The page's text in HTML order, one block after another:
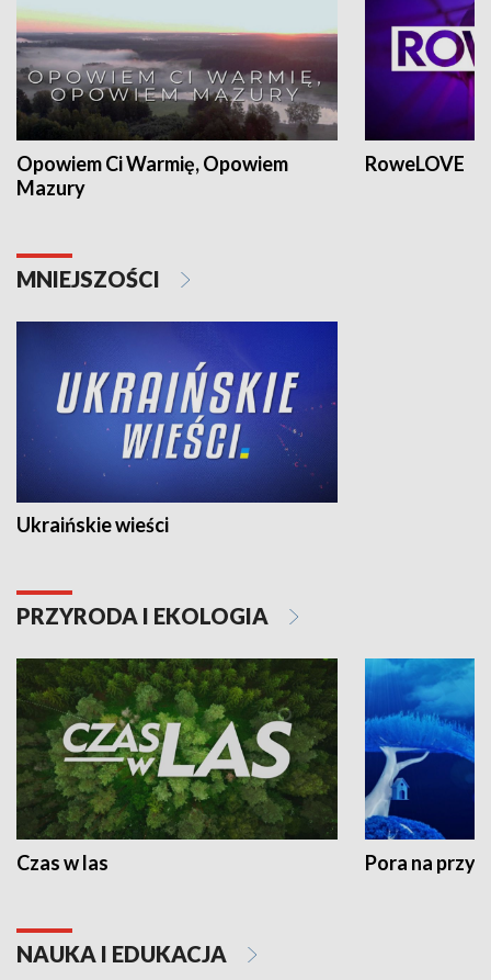
Opowiem Ci Warmię, Opowiem
Mazury
RoweLOVE
MNIEJSZOŚCI
Ukraińskie wieści
PRZYRODA I EKOLOGIA
Czas w las Pora na
NAUKA I EDUKACJA